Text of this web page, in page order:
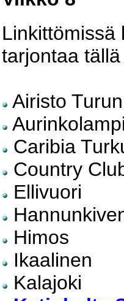
Linkittömissä
tarjontaa
Airisto
Caribia
Country
Ellivuori
Himos
Ikaalinen
Kalajoki